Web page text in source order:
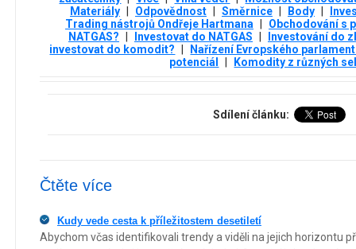
Materiály | Odpovědnost | Směrnice | Body |
Trading nástrojů Ondřeje Hartmana |
Obchodování s
NATGAS? | Investovat do NATGAS |
Investování do
investovat do komodit? |
Nařízení Evropského
potenciál | Komodity z různých
Sdílení článku:
Čtěte více
Kudy vede cesta k příležitostem desetiletí
Abychom včas identifikovali trendy a viděli na jejich horizontu